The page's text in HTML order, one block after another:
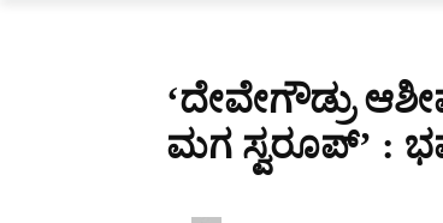
‘ದೇವೇಗೌಡ್ರು
ಮಗ ಸ್ವರೂಪ್’ :